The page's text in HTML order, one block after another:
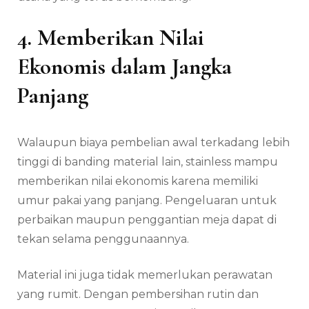
4. Memberikan Nilai
Ekonomis dalam Jangka
Panjang
Walaupun biaya pembelian awal terkadang lebih
tinggi di banding material lain, stainless mampu
memberikan nilai ekonomis karena memiliki
umur pakai yang panjang. Pengeluaran untuk
perbaikan maupun penggantian meja dapat di
tekan selama penggunaannya.
Material ini juga tidak memerlukan perawatan
yang rumit. Dengan pembersihan rutin dan